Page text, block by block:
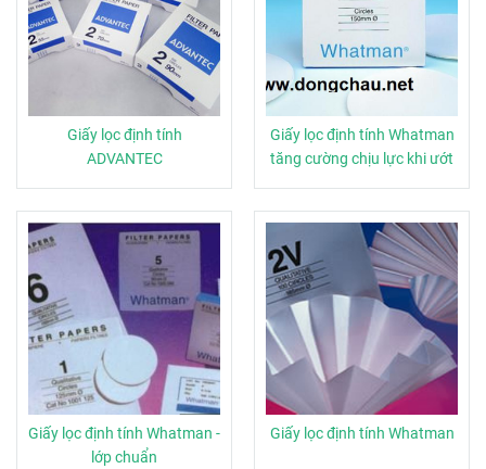
Giấy lọc định tính
ADVANTEC
Giấy lọc định tính Whatman
tăng cường chịu lực khi ướt
Giấy lọc định tính Whatman -
lớp chuẩn
Giấy lọc định tính Whatman